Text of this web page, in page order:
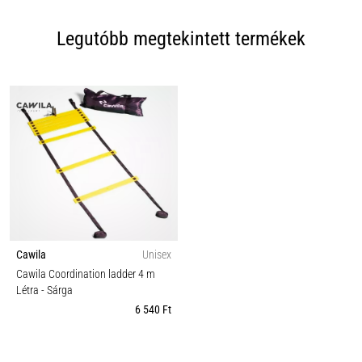
Legutóbb megtekintett termékek
Cawila
Unisex
Cawila Coordination ladder 4 m
Létra - Sárga
6 540 Ft